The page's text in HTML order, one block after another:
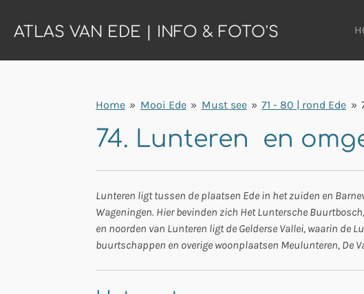
direct
de
ATLAS VAN EDE | INFO & FOTO'S
Home » Mooi Ede » Must see » 71 - 80 | rond Ede »
74. Lunteren en
Lunteren ligt tussen de plaatsen Ede in het zuiden en
Wageningen. Hier bevinden zich Het Luntersche
en noorden van Lunteren ligt de Gelderse Vallei, waarin de
buurtschappen en overige woonplaatsen Meulunteren, De